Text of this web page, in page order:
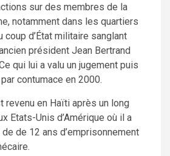
sur des membres de la
notamment dans les quartiers
d’État militaire sanglant
président Jean Bertrand
qui lui a valu un jugement puis
contumace en 2000.
revenu en Haïti après un long
Etats-Unis d’Amérique où il a
de 12 ans d’emprisonnement